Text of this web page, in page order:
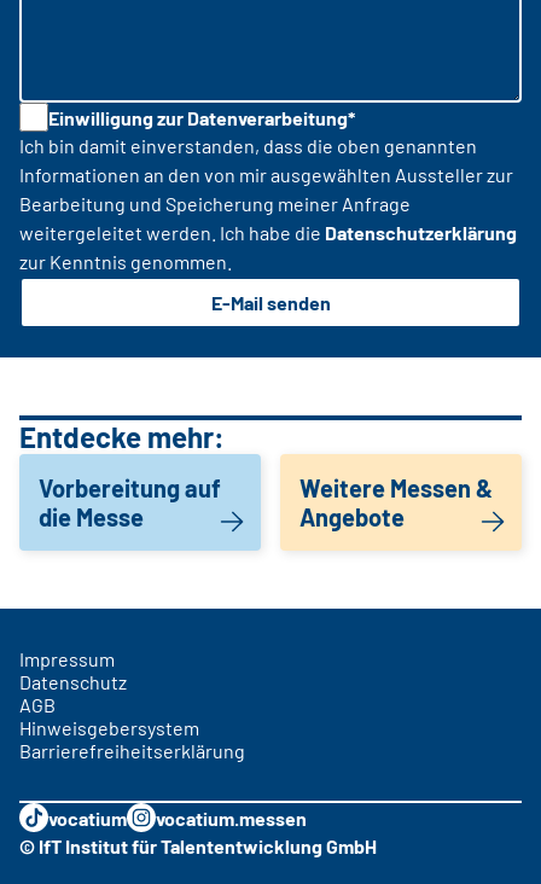
Einwilligung zur Datenverarbeitung*
Ich bin damit einverstanden, dass die oben genannten
Informationen an den von mir ausgewählten Aussteller zur
Bearbeitung und Speicherung meiner Anfrage
weitergeleitet werden. Ich habe die Datenschutzerklärung
zur Kenntnis genommen.
E-Mail senden
Entdecke mehr:
Vorbereitung auf
die Messe
Weitere Messen &
Angebote
Impressum
Datenschutz
AGB
Hinweisgebersystem
Barrierefreiheitserklärung
vocatium
vocatium.messen
© IfT Institut für Talententwicklung GmbH